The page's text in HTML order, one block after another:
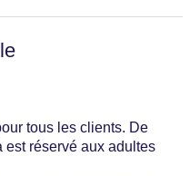
« BLUE Spa » : tous
de beauté :
cosmétiques : Anti-
tous les clients. De
est réservé aux adultes